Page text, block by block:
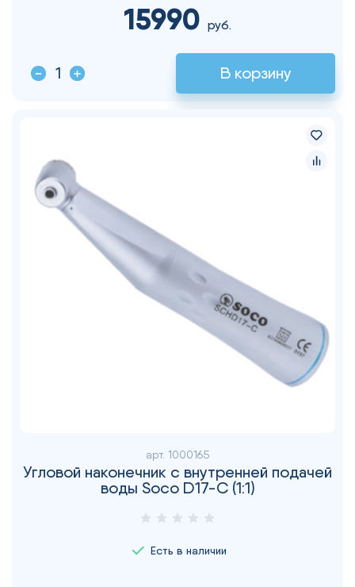
15990 руб.
В корзину
арт. 1000165
Угловой наконечник с внутренней подачей
воды Soco D17-C (1:1)
Есть в наличии